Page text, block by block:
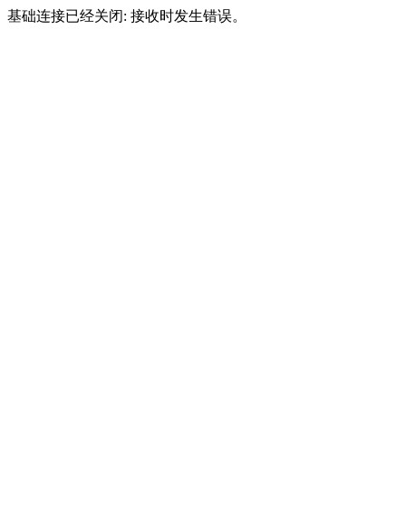
基础连接已经关闭: 接收时发生错误。